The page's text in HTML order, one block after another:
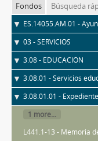
Fondos Búsqueda
ES.14055.AM.01 -
03 - SERVICIOS
3.08 - EDUCACIÓN
3.08.01 - Servicios
3.08.01.01 - Expedientes
1 more...
L441.1-13 - Memoria